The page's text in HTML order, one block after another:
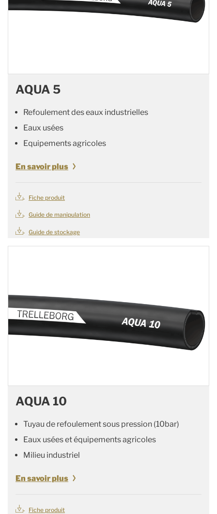
AQUA 5
Refoulement des eaux industrielles
Eaux usées
Equipements agricoles
En savoir plus
Fiche produit
Guide de manipulation
Guide de stockage
AQUA 10
Tuyau de refoulement sous pression (10bar)
Eaux usées et équipements agricoles
Milieu industriel
En savoir plus
Fiche produit